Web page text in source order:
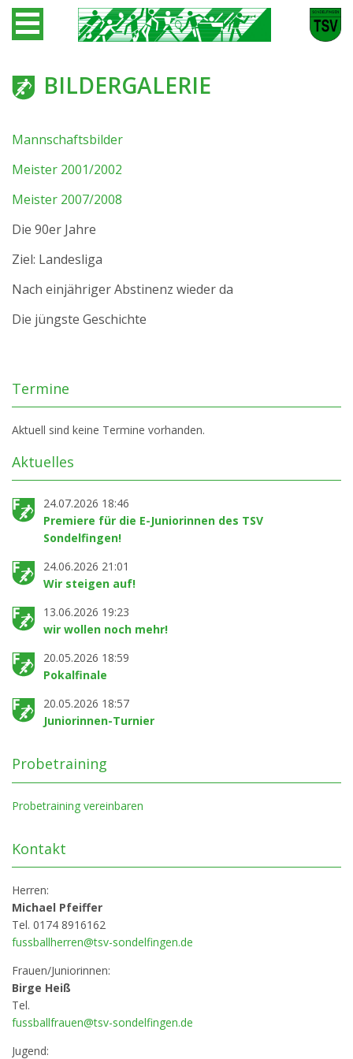
BILDERGALERIE
Mannschaftsbilder
Meister 2001/2002
Meister 2007/2008
Die 90er Jahre
Ziel: Landesliga
Nach einjähriger Abstinenz wieder da
Die jüngste Geschichte
Termine
Aktuell sind keine Termine vorhanden.
Aktuelles
24.07.2026 18:46
Premiere für die E-Juniorinnen des TSV
Sondelfingen!
24.06.2026 21:01
Wir steigen auf!
13.06.2026 19:23
wir wollen noch mehr!
20.05.2026 18:59
Pokalfinale
20.05.2026 18:57
Juniorinnen-Turnier
Probetraining
Probetraining vereinbaren
Kontakt
Herren:
Michael Pfeiffer
Tel. 0174 8916162
fussballherren@tsv-sondelfingen.de
Frauen/Juniorinnen:
Birge Heiß
Tel.
fussballfrauen@tsv-sondelfingen.de
Jugend: